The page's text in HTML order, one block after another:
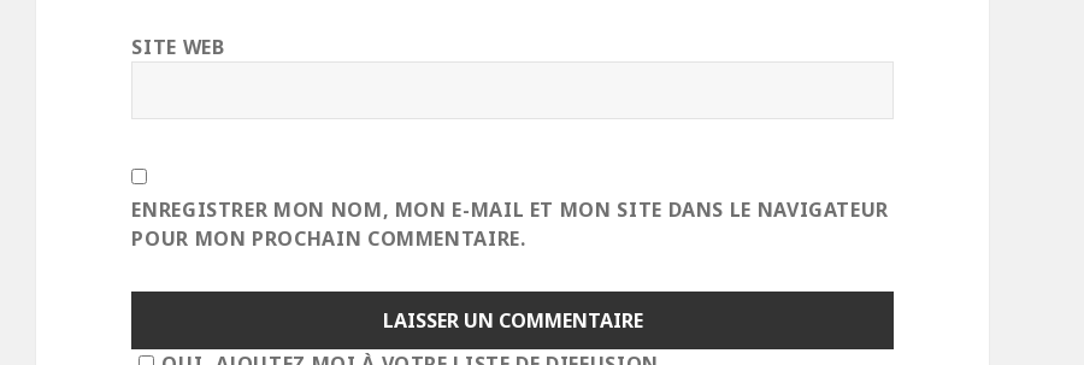
SITE WEB
ENREGISTRER MON NOM, MON E-MAIL ET MON SITE DANS LE NAVIGATEUR
POUR MON PROCHAIN COMMENTAIRE.